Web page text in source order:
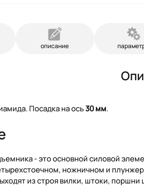
описание
Посадка на ось30 мм.
- это основной силовой
ножничном и
из строя вилки, штоки, поршни